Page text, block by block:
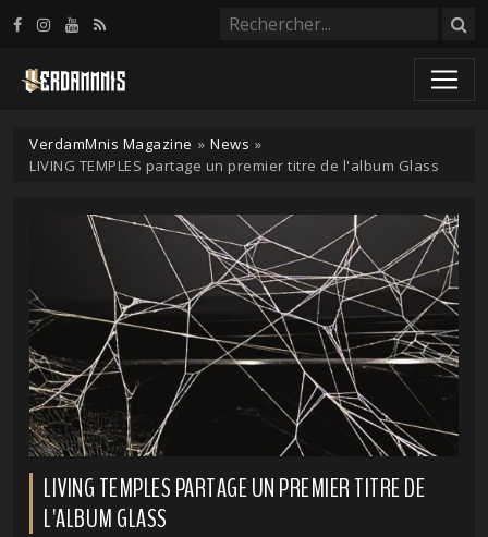
VerdamMnis Magazine » News »
LIVING TEMPLES partage un premier titre de l'album Glass
LIVING TEMPLES PARTAGE UN PREMIER TITRE DE
L'ALBUM GLASS
Panneau de gestion des cookies